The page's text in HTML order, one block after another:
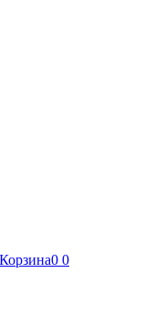
Корзина0 0